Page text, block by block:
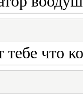
тебе что